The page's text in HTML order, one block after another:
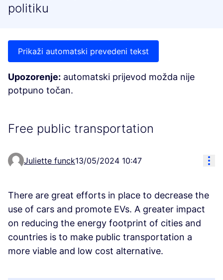
politiku
Prikaži automatski prevedeni tekst
Upozorenje: automatski prijevod možda nije
potpuno točan.
Free public transportation
Juliette funck13/05/2024 10:47
There are great efforts in place to decrease the
use of cars and promote EVs. A greater impact
on reducing the energy footprint of cities and
countries is to make public transportation a
more viable and low cost alternative.